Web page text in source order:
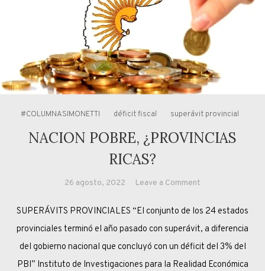
#COLUMNASIMONETTI déficit fiscal superávit provincial
NACION POBRE, ¿PROVINCIAS
RICAS?
26 agosto, 2022 Leave a Comment
POBRE,
¿PROVINCIAS
RICAS?
SUPERÁVITS PROVINCIALES “El conjunto de los 24 estados
provinciales terminó el año pasado con superávit, a diferencia
del gobierno nacional que concluyó con un déficit del 3% del
PBI” Instituto de Investigaciones para la Realidad Económica